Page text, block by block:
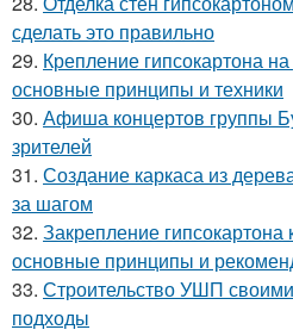
сделать это правильно
29. Крепление гипсокартона
основные принципы и техники
30. Афиша концертов группы
зрителей
31. Создание каркаса из
за шагом
32. Закрепление гипсокартона
основные принципы и
33. Строительство УШП
подходы